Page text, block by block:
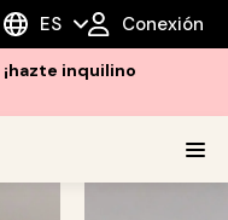
ES Conexión
¡hazte inquilino